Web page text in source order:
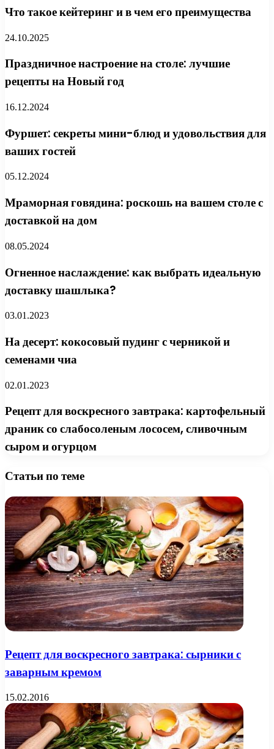
Что такое кейтеринг и в чем его преимущества
24.10.2025
Праздничное настроение на столе: лучшие
рецепты на Новый год
16.12.2024
Фуршет: секреты мини-блюд и удовольствия для
ваших гостей
05.12.2024
Мраморная говядина: роскошь на вашем столе с
доставкой на дом
08.05.2024
Огненное наслаждение: как выбрать идеальную
доставку шашлыка?
03.01.2023
На десерт: кокосовый пудинг с черникой и
семенами чиа
02.01.2023
Рецепт для воскресного завтрака: картофельный
драник со слабосоленым лососем, сливочным
сыром и огурцом
Статьи по теме
Рецепт для воскресного завтрака: сырники с
заварным кремом
15.02.2016